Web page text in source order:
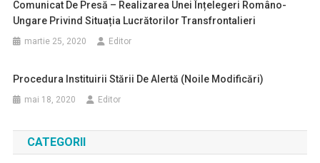
Comunicat De Presă – Realizarea Unei Înțelegeri Româno-
Ungare Privind Situația Lucrătorilor Transfrontalieri
martie 25, 2020 Editor
Procedura Instituirii Stării De Alertă (noile Modificări)
mai 18, 2020 Editor
CATEGORII